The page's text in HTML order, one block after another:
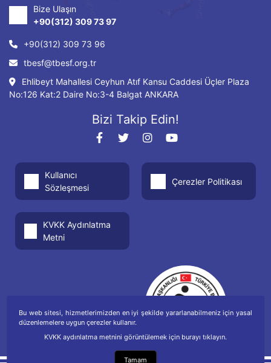
Bize Ulaşın
+90(312) 309 73 97
+90(312) 309 73 96
tbesf@tbesf.org.tr
Ehlibeyt Mahallesi Ceyhun Atıf Kansu Caddesi Üçler Plaza
No:126 Kat:2 Daire No:3-4 Balgat ANKARA
Bizi Takip Edin!
Kullanıcı
Sözleşmesi
Çerezler Politikası
KVKK Aydınlatma
Metni
Bu web sitesi, hizmetlerimizden en iyi şekilde yararlanabilmeniz için yasal
düzenlemelere uygun çerezler kullanır.
KVKK aydınlatma metnini görüntülemek için burayı tıklayın.
Tamam